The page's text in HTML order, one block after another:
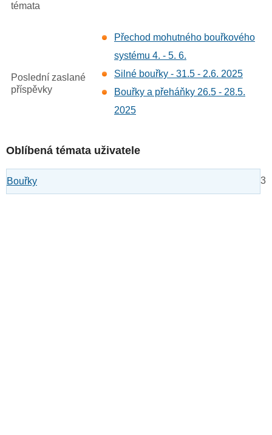
témata
Poslední zaslané
příspěvky
Přechod mohutného bouřkového
systému 4. - 5. 6.
Silné bouřky - 31.5 - 2.6. 2025
Bouřky a přeháňky 26.5 - 28.5.
2025
Oblíbená témata uživatele
Bouřky 3